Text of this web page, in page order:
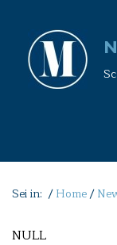
Sei in: /Home/
NULL